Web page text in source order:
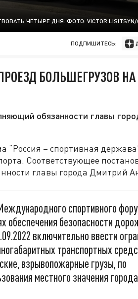
ЧЕТЫРЕ ДНЯ. ФОТО: VICTOR LISITSYN/
ПОДПИШИТЕСЬ:
БОЛЬШЕГРУЗОВ НА
обязанности главы
“Россия – спортивная
Соответствующее
главы города Дмитрий
спортивного
обеспечения безопасности
включительно ввести
транспортных
взрывопожарные грузы, по
местного значения города